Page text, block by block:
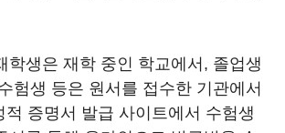
학생은 재학 중인 학교에서, 졸업생
험생 등은 원서를 접수한 기관에서
적 증명서 발급 사이트에서 수험생